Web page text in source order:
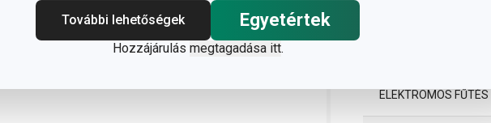
További lehetőségek
Egyetértek
Hozzájárulás megtagadása itt.
info@tescoma.hu
ELEKTROMOS FŰTÉS